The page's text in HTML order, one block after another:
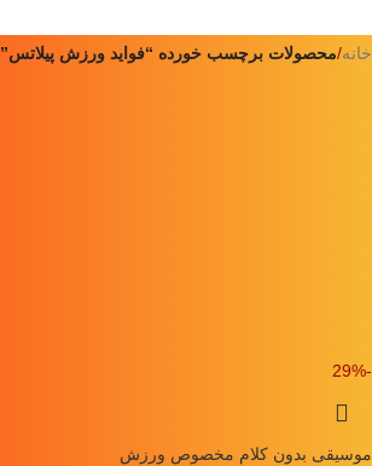
خانه/محصولات برچسب خورده “فواید ورزش پیلاتس”
-29%
موسیقی بدون کلام مخصوص ورزش